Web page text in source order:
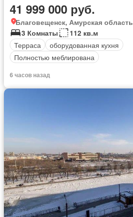
41 999 000 руб.
Благовещенск, Амурская область
3 Комнаты
112 кв.м
Терраса
оборудованная кухня
Полностью меблирована
6 часов назад